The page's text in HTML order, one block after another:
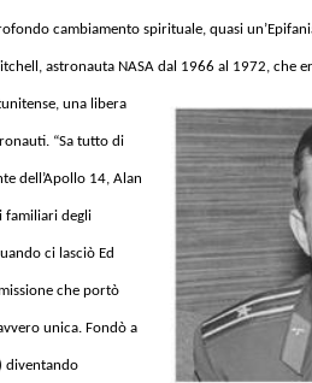
cambiamento spirituale, quasi
astronauta NASA dal 1966 al 1972, che
una libera
“Sa tutto di
dell’Apollo 14, Alan
familiari degli
ci lasciò Ed
che portò
unica. Fondò a
diventando